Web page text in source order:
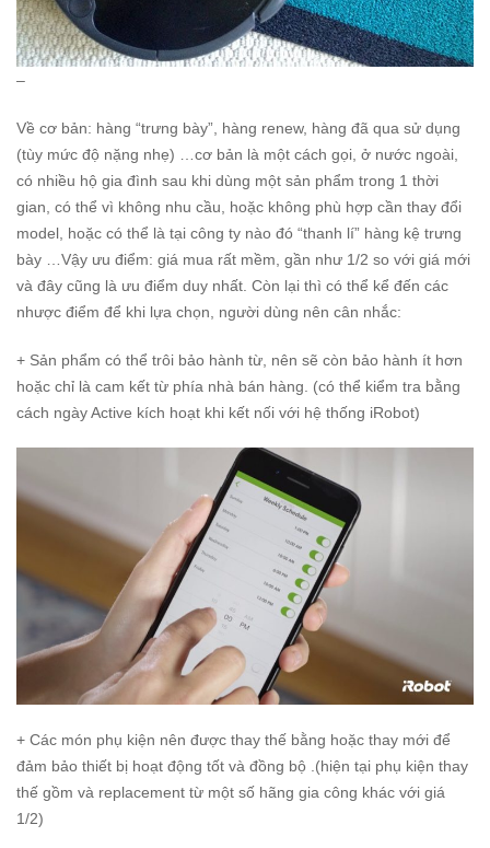
–
Về cơ bản: hàng “trưng bày”, hàng renew, hàng đã qua sử dụng
(tùy mức độ nặng nhẹ) …cơ bản là một cách gọi, ở nước ngoài,
có nhiều hộ gia đình sau khi dùng một sản phẩm trong 1 thời
gian, có thể vì không nhu cầu, hoặc không phù hợp cần thay đổi
model, hoặc có thể là tại công ty nào đó “thanh lí” hàng kệ trưng
bày …Vậy ưu điểm: giá mua rất mềm, gần như 1/2 so với giá mới
và đây cũng là ưu điểm duy nhất. Còn lại thì có thể kể đến các
nhược điểm để khi lựa chọn, người dùng nên cân nhắc:
+ Sản phẩm có thể trôi bảo hành từ, nên sẽ còn bảo hành ít hơn
hoặc chỉ là cam kết từ phía nhà bán hàng. (có thể kiểm tra bằng
cách ngày Active kích hoạt khi kết nối với hệ thống iRobot)
+ Các món phụ kiện nên được thay thế bằng hoặc thay mới để
đảm bảo thiết bị hoạt động tốt và đồng bộ .(hiện tại phụ kiện thay
thế gồm và replacement từ một số hãng gia công khác với giá
1/2)